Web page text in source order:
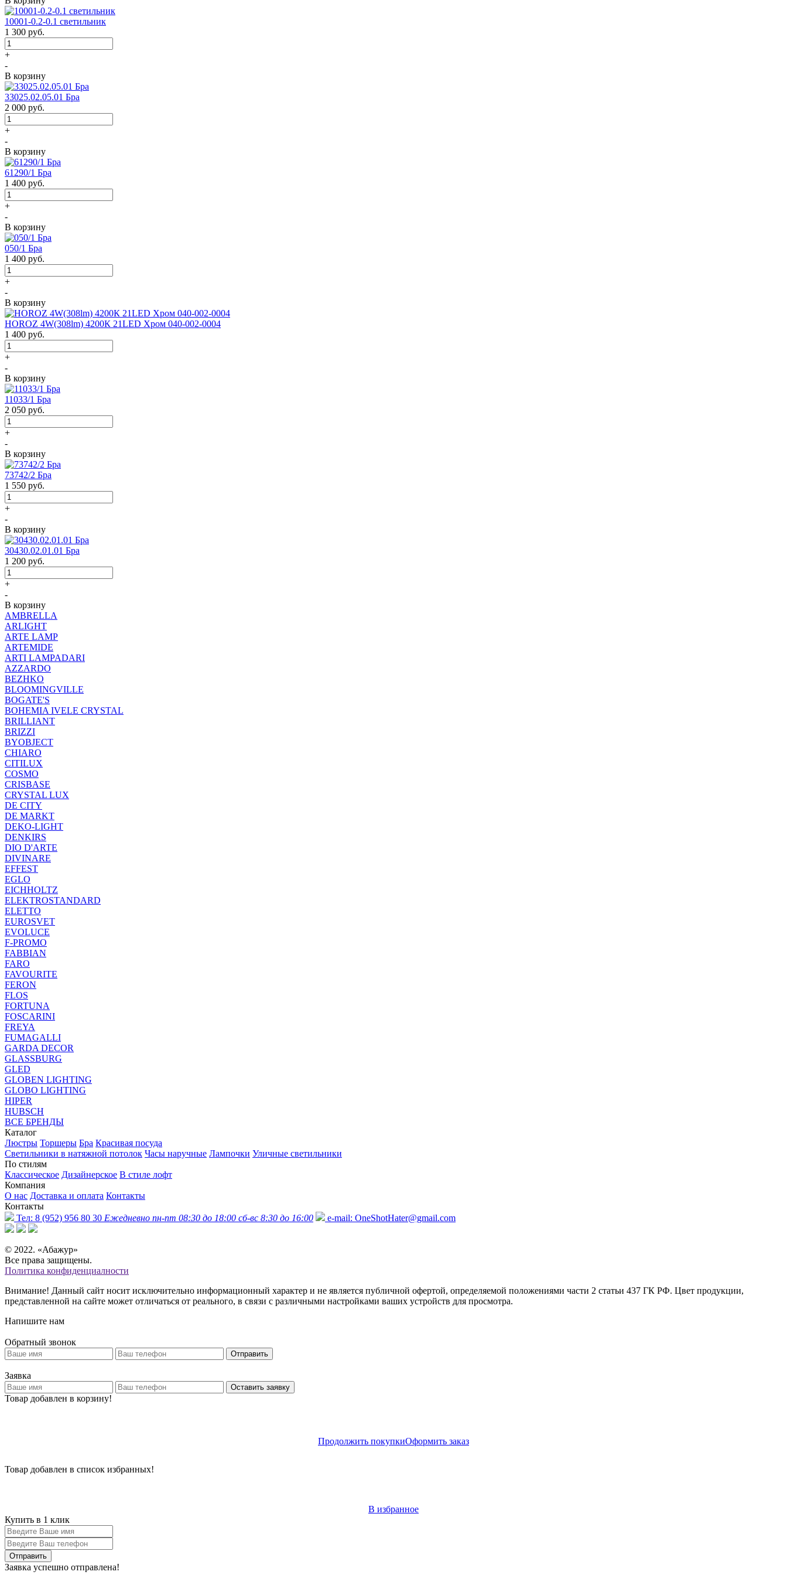
10001-0.2-0.1 светильник
1 300 руб.
+
-
В корзину
33025.02.05.01 Бра
2 000 руб.
+
-
В корзину
61290/1 Бра
1 400 руб.
+
-
В корзину
050/1 Бра
1 400 руб.
+
-
В корзину
HOROZ 4W(308lm) 4200К 21LED Хром 040-002-0004
1 400 руб.
+
-
В корзину
11033/1 Бра
2 050 руб.
+
-
В корзину
73742/2 Бра
1 550 руб.
+
-
В корзину
30430.02.01.01 Бра
1 200 руб.
+
-
В корзину
AMBRELLA
ARLIGHT
ARTE LAMP
ARTEMIDE
ARTI LAMPADARI
AZZARDO
BEZHKO
BLOOMINGVILLE
BOGATE'S
BOHEMIA IVELE CRYSTAL
BRILLIANT
BRIZZI
BYOBJECT
CHIARO
CITILUX
COSMO
CRISBASE
CRYSTAL LUX
DE CITY
DE MARKT
DEKO-LIGHT
DENKIRS
DIO D'ARTE
DIVINARE
EFFEST
EGLO
EICHHOLTZ
ELEKTROSTANDARD
ELETTO
EUROSVET
EVOLUCE
F-PROMO
FABBIAN
FARO
FAVOURITE
FERON
FLOS
FORTUNA
FOSCARINI
FREYA
FUMAGALLI
GARDA DECOR
GLASSBURG
GLED
GLOBEN LIGHTING
GLOBO LIGHTING
HIPER
HUBSCH
ВСЕ БРЕНДЫ
Каталог
Люстры Торшеры Бра Красивая посуда
Светильники в натяжной потолок Часы наручные Лампочки Уличные светильники
По стилям
Классическое Дизайнерское В стиле лофт
Компания
О нас Доставка и оплата Контакты
Контакты
Тел: 8 (952) 956 80 30 Ежедневно пн-пт 08:30 до 18:00 сб-вс 8:30 до 16:00 e-mail: OneShotHater@gmail.com
© 2022. «Абажур»
Все права защищены.
Политика конфиденциалности
Внимание! Данный сайт носит исключительно информационный характер и не является публичной офертой, определяемой положениями части 2 статьи 437 ГК РФ. Цвет продукции,
представленной на сайте может отличаться от реального, в связи с различными настройками ваших устройств для просмотра.
Напишите нам
Обратный звонок
Отправить
Заявка
Оставить заявку
Товар добавлен в корзину!
Продолжить покупкиОформить заказ
Товар добавлен в список избранных!
В избранное
Купить в 1 клик
Заявка успешно отправлена!